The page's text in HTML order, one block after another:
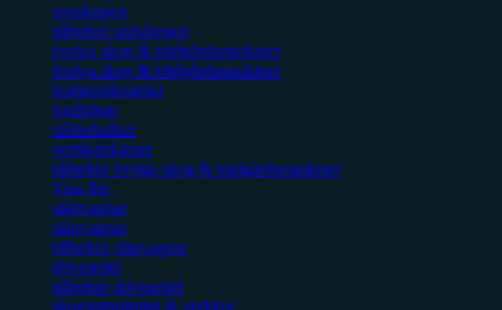
snöslungor
tillbehör snöslungor
övriga skog & trädgårdsmaskiner
övriga skog & trädgårdsmaskiner
kompostkvarnar
jordfräsar
slåtterbalkar
vertikalskärare
tillbehör övriga skog & trädgårdsmaskiner
Visa fler
släpvagnar
släpvagnar
tillbehör släpvagnar
drivmedel
tillbehör drivmedel
skogsutrustning & verktyg